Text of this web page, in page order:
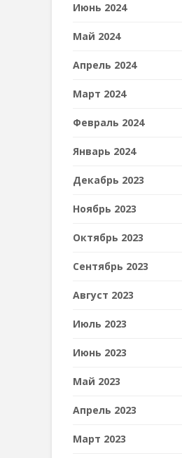
Июнь 2024
Май 2024
Апрель 2024
Март 2024
Февраль 2024
Январь 2024
Декабрь 2023
Ноябрь 2023
Октябрь 2023
Сентябрь 2023
Август 2023
Июль 2023
Июнь 2023
Май 2023
Апрель 2023
Март 2023